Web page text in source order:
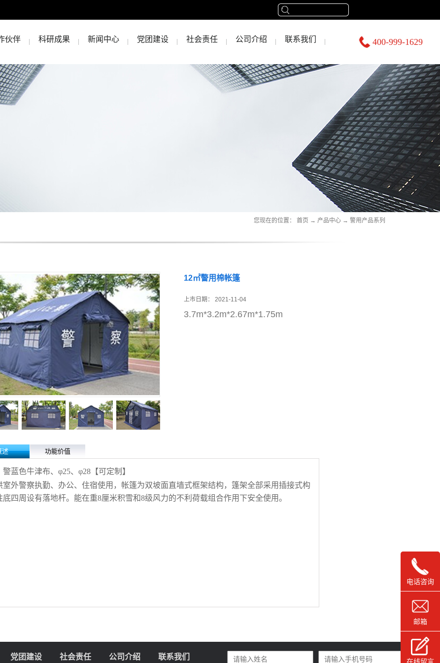
伙伴 科研成果 新闻中心 党团建设 社会责任 公司介绍 联系我们 400-999-1629
您现在的位置： 首页 → 产品中心 → 警用产品系列
12㎡警用棉帐篷
上市日期： 2021-11-04
3.7m*3.2m*2.67m*1.75m
述 功能价值
警蓝色牛津布、φ25、φ28【可定制】
室外警察执勤、办公、住宿使用，帐篷为双坡面直墙式框架结构，篷架全部采用插接式构
底四周设有落地杆。能在重8厘米积雪和8级风力的不利荷载组合作用下安全使用。
党团建设 社会责任 公司介绍 联系我们
电话咨询
邮箱